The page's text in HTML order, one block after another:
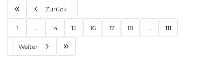
Zurück
1 ... 14 15 16 17 18 ... 111
Weiter